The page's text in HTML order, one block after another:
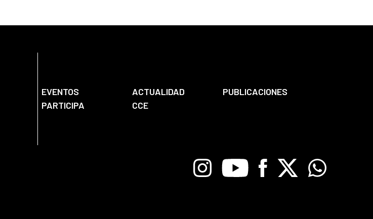
EVENTOS ACTUALIDAD
PUBLICACIONES
PARTICIPA
CCE
InstagramYoutube Facebook
X Whatsapp